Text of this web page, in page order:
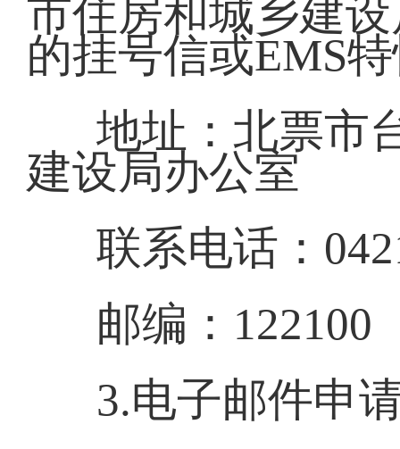
市住房和城乡建
的挂号信或EMS
地址：北票市
建设局办公室
联系电话：
邮编：122100
3.电子邮件申